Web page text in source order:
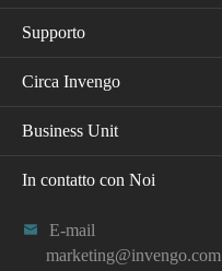
Supporto
Circa Invengo
Business Unit
In contatto con Noi

E-mail
marketing@invengo.com